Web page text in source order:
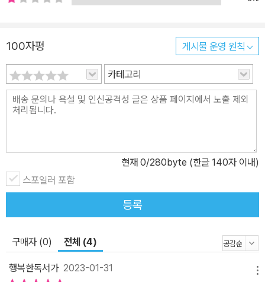
국가가 완성되기 까지의 사건들도 다루고 있다. 1776년 독립선언에
영국으로부터 독립 이후, 전쟁과 협상 등을 통해, 현재 미국의 영토를
완성했다. 이 과정에서는 우리가 익히 알고 있는 서부개척이나, 남북
전쟁 등을 겪어야 했고, 많은 사람들이 다치고, 분열했다. 그러나 그런
고난을 이겨내고, 성장을 시작했다. 남부와 북부로 나눠졌던 미국이
합쳐졌으며, 공업화를 통해 세계에서 가장 공업력이 뛰어난 국가로
메리카 대륙에 거주했던 원주민들은 초기에 대륙을 건너온 낯선 이방
인과 싸우기도 하고, 서로 돕기도 하며 지냈다. 그러나 이주민들이 늘
어나고 미국이라는 나라가 세워지면서, 그들이 살아오던 땅을 떠나
머나먼 곳으로 쫓겨나는 과정에서 죽거나, 이를 거부하고 반기를 들
사라져갔고, 수많은 원주민 영웅들이 희생되었다. 현재 미국 역사에
들을 살펴보면, 원주민들이 살던 곳을 약탈했다고 표현하는 게 더 올
100자평 게시물 운영 원칙
카테고리
현재 0/280byte (한글 140자 이내)
스포일러 포함
등록
구매자 (0) 전체 (4)
행복한독서가2023-01-31